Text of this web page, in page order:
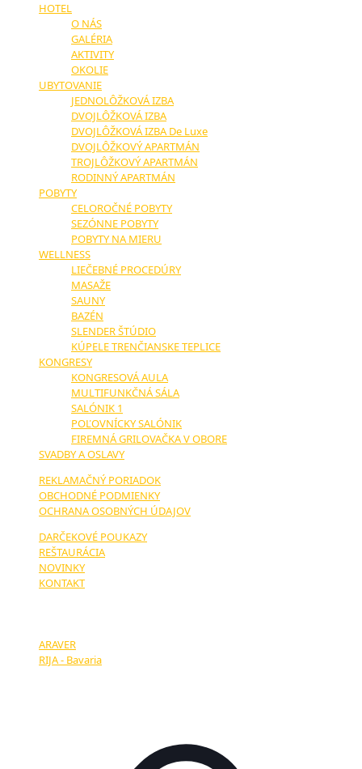
HOTEL
O NÁS
GALÉRIA
AKTIVITY
OKOLIE
UBYTOVANIE
JEDNOLÔŽKOVÁ IZBA
DVOJLÔŽKOVÁ IZBA
DVOJLÔŽKOVÁ IZBA De Luxe
DVOJLÔŽKOVÝ APARTMÁN
TROJLÔŽKOVÝ APARTMÁN
RODINNÝ APARTMÁN
POBYTY
CELOROČNÉ POBYTY
SEZÓNNE POBYTY
POBYTY NA MIERU
WELLNESS
LIEČEBNÉ PROCEDÚRY
MASAŽE
SAUNY
BAZÉN
SLENDER ŠTÚDIO
KÚPELE TRENČIANSKE TEPLICE
KONGRESY
KONGRESOVÁ AULA
MULTIFUNKČNÁ SÁLA
SALÓNIK 1
POĽOVNÍCKY SALÓNIK
FIREMNÁ GRILOVAČKA V OBORE
SVADBY A OSLAVY
REKLAMAČNÝ PORIADOK
OBCHODNÉ PODMIENKY
OCHRANA OSOBNÝCH ÚDAJOV
DARČEKOVÉ POUKAZY
REŠTAURÁCIA
NOVINKY
KONTAKT
ARAVER
RIJA - Bavaria